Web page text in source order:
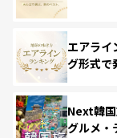
エアラ
グ形式で
Next韓
グルメ・